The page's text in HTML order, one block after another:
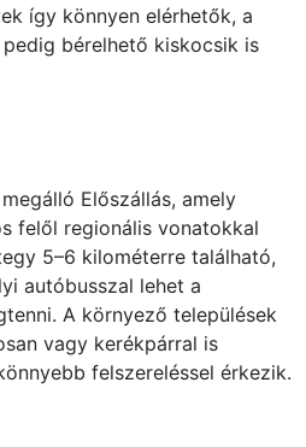
így könnyen elérhetők, a
bérelhető kiskocsik is
Előszállás, amely
felől regionális vonatokkal
5–6 kilométerre található,
autóbusszal lehet a
A környező települések
vagy kerékpárral is
felszereléssel érkezik.